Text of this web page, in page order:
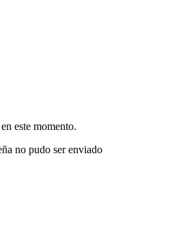
este momento.
no pudo ser enviado